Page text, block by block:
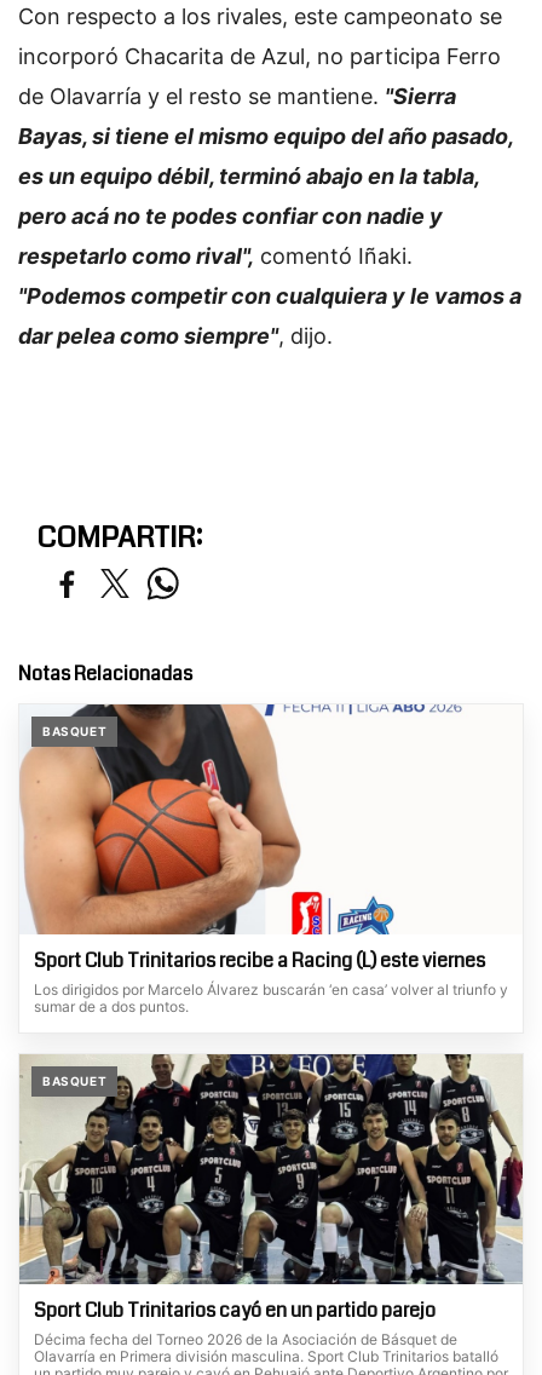
Con respecto a los rivales, este campeonato se
incorporó Chacarita de Azul, no participa Ferro
de Olavarría y el resto se mantiene. "Sierra
Bayas, si tiene el mismo equipo del año pasado,
es un equipo débil, terminó abajo en la tabla,
pero acá no te podes confiar con nadie y
respetarlo como rival", comentó Iñaki.
"Podemos competir con cualquiera y le vamos a
dar pelea como siempre", dijo.
COMPARTIR:
Notas Relacionadas
BASQUET
Sport Club Trinitarios recibe a Racing (L) este viernes
Los dirigidos por Marcelo Álvarez buscarán ‘en casa’ volver al triunfo y
sumar de a dos puntos.
BASQUET
Sport Club Trinitarios cayó en un partido parejo
Décima fecha del Torneo 2026 de la Asociación de Básquet de
Olavarría en Primera división masculina. Sport Club Trinitarios batalló